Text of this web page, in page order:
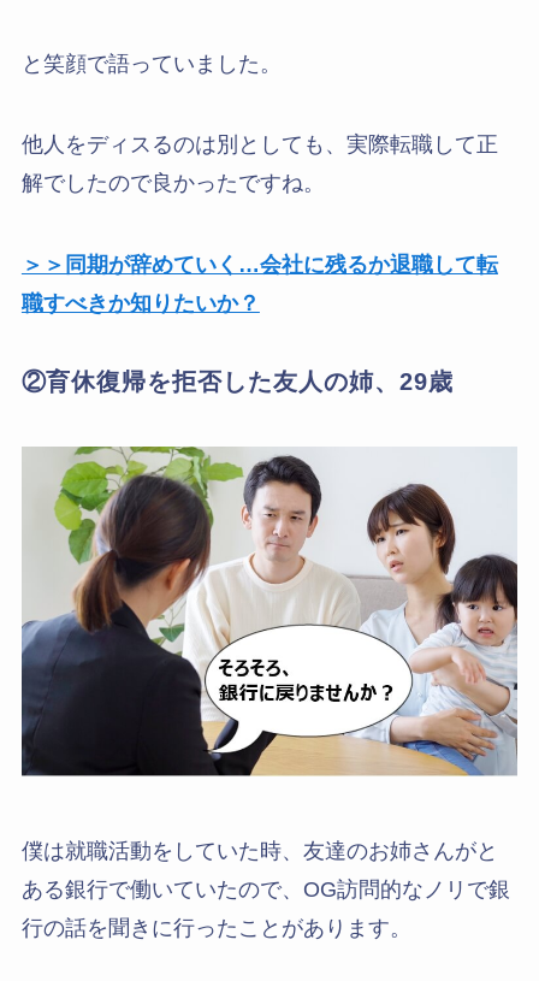
と笑顔で語っていました。
他人をディスるのは別としても、実際転職して正
解でしたので良かったですね。
＞＞同期が辞めていく…会社に残るか退職して転
職すべきか知りたいか？
②育休復帰を拒否した友人の姉、29歳
僕は就職活動をしていた時、友達のお姉さんがと
ある銀行で働いていたので、OG訪問的なノリで銀
行の話を聞きに行ったことがあります。